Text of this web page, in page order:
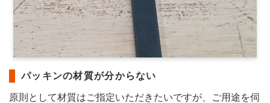
パッキンの材質が分からない
原則として材質はご指定いただきたいですが、ご用途を伺